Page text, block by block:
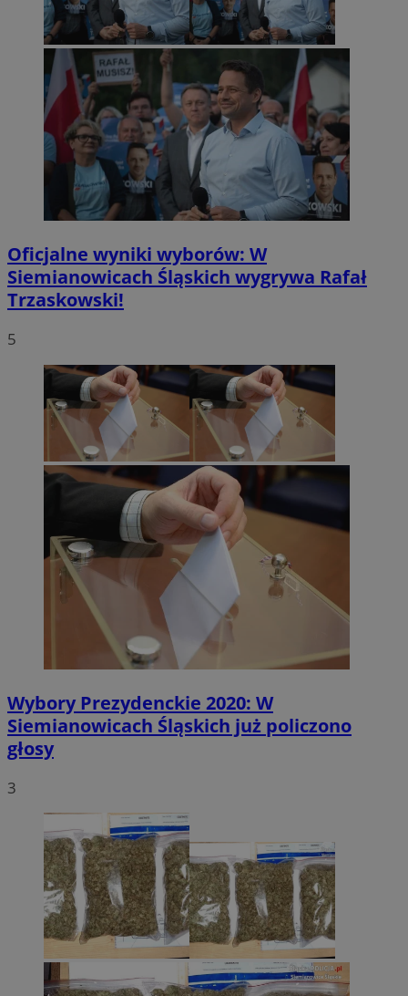
Oficjalne wyniki wyborów: W
Siemianowicach Śląskich wygrywa Rafał
Trzaskowski!
5
Wybory Prezydenckie 2020: W
Siemianowicach Śląskich już policzono
głosy
3